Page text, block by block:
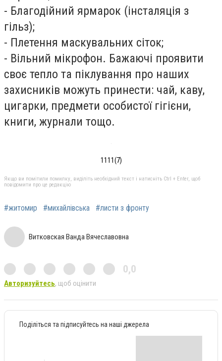
- Благодійний ярмарок (інсталяція з
гільз);
- Плетення маскувальних сіток;
- Вільний мікрофон. Бажаючі проявити
своє тепло та піклування про наших
захисників можуть принести: чай, каву,
цигарки, предмети особистої гігієни,
книги, журнали тощо.
1111(7)
Якщо ви помітили помилку, виділіть необхідний текст і натисніть Ctrl + Enter, щоб
повідомити про це редакцію
#житомир #михайлівська #листи з фронту
Витковская Ванда Вячеславовна
0,0
Авторизуйтесь, щоб оцінити
Поділіться та підписуйтесь на наші джерела